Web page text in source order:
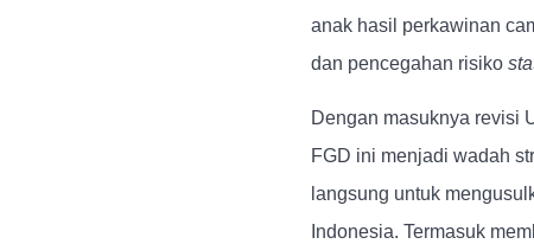
anak hasil perkawinan
dan pencegahan risiko
Dengan masuknya revisi
FGD ini menjadi wadah
langsung untuk
Indonesia. Termasuk